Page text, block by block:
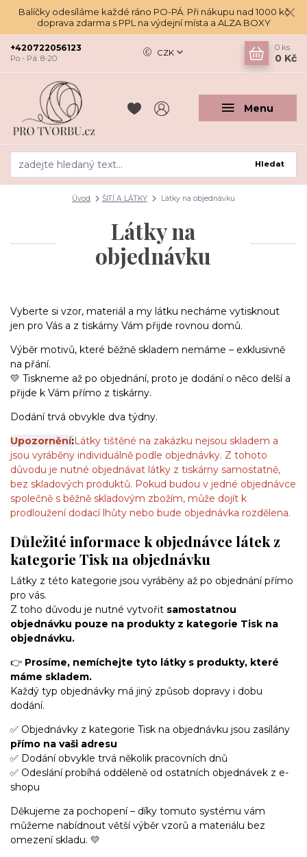
Balíčky odesíláme každé ráno PO-PÁ. Při nákupu nad 1000 kč
doprava zdarma s PPL na výdejní místa a ALZA BOXY
Menu
CZK
Hledat
+420722056123
Po - Pá: 8-20
0 ks
0 Kč
Úvod ŠITÍ A LÁTKY Látky na objednávku
Látky na
objednávku
Vyberte si vzor, materiál a my látku necháme vytisknout
jen pro Vás a z tiskárny Vám přijde rovnou domů.
Výběr motivů, které běžně skladem nemáme – exklusivně
na přání.
💛 Tiskneme až po objednání, proto je dodání o něco delší a
přijde k Vám přímo z tiskárny.
Dodání trvá obvykle dva týdny.
Upozornění:Látky tištěné na zakázku nejsou skladem a
jsou vyráběny individuálně podle objednávky. Z tohoto
důvodu je nutné objednávat látky z tiskárny samostatně,
bez skladových produktů. Pokud budou v jedné objednávce
společně s běžně skladovým zbožím, může dojít k
prodloužení dodací lhůty nebo bude objednávka rozdělena.
Důležité informace k objednávce látek z
kategorieTisk na objednávku
Látky z této kategorie jsou vyráběny až po objednání přímo
pro vás.
Z toho důvodu je nutné vytvořit samostatnou
objednávku pouze na produkty z kategorie Tisk na
objednávku.
👉 Prosíme, nemíchejte tyto látky s produkty, které
máme skladem.
Každý typ objednávky má jiný způsob dopravy i dobu
dodání.
✅ Objednávky z kategorie Tisk na objednávku jsou zasílány
přímo na vaši adresu
✅ Dodání obvykle trvá několik pracovních dnů
✅ Odeslání probíhá odděleně od ostatních objednávek z e-
shopu
Děkujeme za pochopení – díky tomuto systému vám
můžeme nabídnout větší výběr vzorů a materiálu bez
omezení skladu. 💛